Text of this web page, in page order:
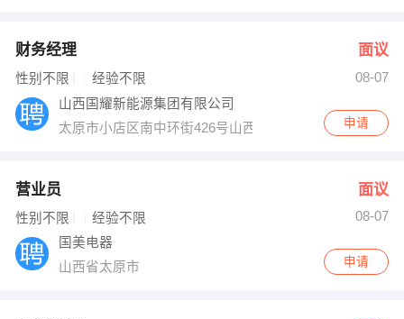
财务经理 面议
性别不限 经验不限
08-07
山西国耀新能源集团有限公司
太原市小店区南中环街426号山西国际金融中心3幢A座17
申请
营业员 面议
性别不限 经验不限
08-07
国美电器
山西省太原市
申请